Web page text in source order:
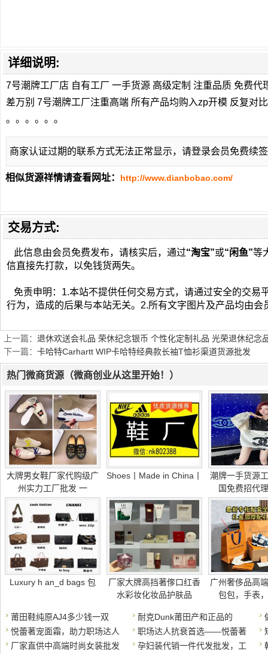
详细说明:
7号潮牌工厂店 自有工厂 一手货源 高级定制 注重品质 免费
差万别 7号潮牌工厂注重高端 所有产品均购入zp开模 反复对
。。。。。。
商家认证过期的联系方式无法正常显示，请登录会员免费续
相似货源祥情请查看网址： http://www.dianbobao.com/
交易方式:
此信息由会员免费发布，请核实后，通过“淘宝”或“闲鱼”等
信直接先打款，以免钱货两失。
免责申明：1.本站不提供任何交易方式，请通过安全的交易
行为，造成的后果与本站无关。2.所有文字图片及产品均由
上一篇： 退休欢送会礼品 荣休纪念银币 个性化定制礼品 光荣退休纪念
下一篇： 卡哈特Carhartt WIP卡哈特经典款长袖T恤衫渠道货源批发
热门微商货源（微商创业从这里开始！）
大牌男女鞋厂家代购级广
州实力工厂批发 一
Shoes丨Made in China丨
潮牌一手货源
国免费招代
Luxury h an_d bags 包
厂家大牌高挡著偧口红香
水彩妆化妆品护肤品
广州奢侈品高
包包，手表
莆田鞋纯原AJ4多少钱一双 耐克Dunk莆田产和正品的
悦蕾著宠面霜，助力职场达人
职场达人抗衰首选——悦蕾著
厂家直供中高端时尚女装批发
孕妇装代销一件代发批发，工